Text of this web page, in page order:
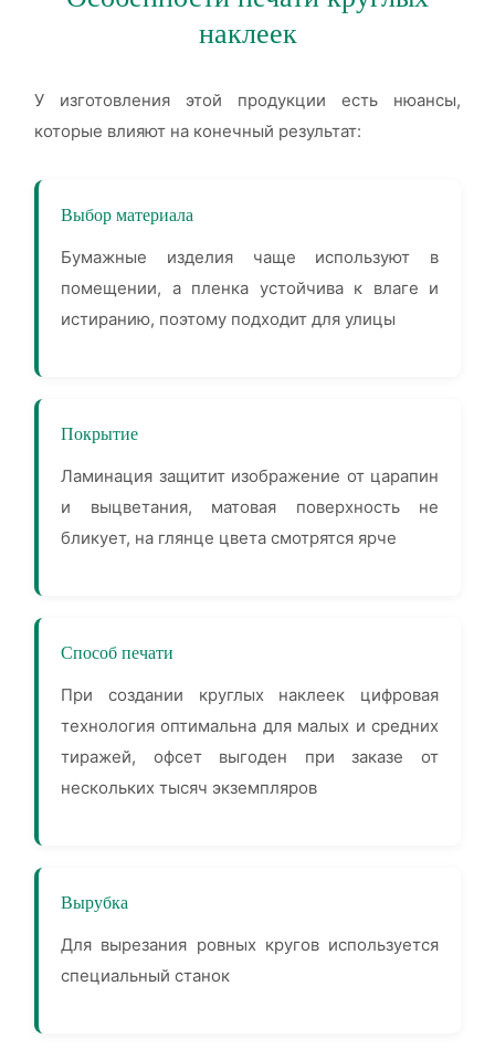
наклеек
У изготовления этой продукции есть нюансы,
которые влияют на конечный результат:
Выбор материала
Бумажные изделия чаще используют в
помещении, а пленка устойчива к влаге и
истиранию, поэтому подходит для улицы
Покрытие
Ламинация защитит изображение от царапин
и выцветания, матовая поверхность не
бликует, на глянце цвета смотрятся ярче
Способ печати
При создании круглых наклеек цифровая
технология оптимальна для малых и средних
тиражей, офсет выгоден при заказе от
нескольких тысяч экземпляров
Вырубка
Для вырезания ровных кругов используется
специальный станок